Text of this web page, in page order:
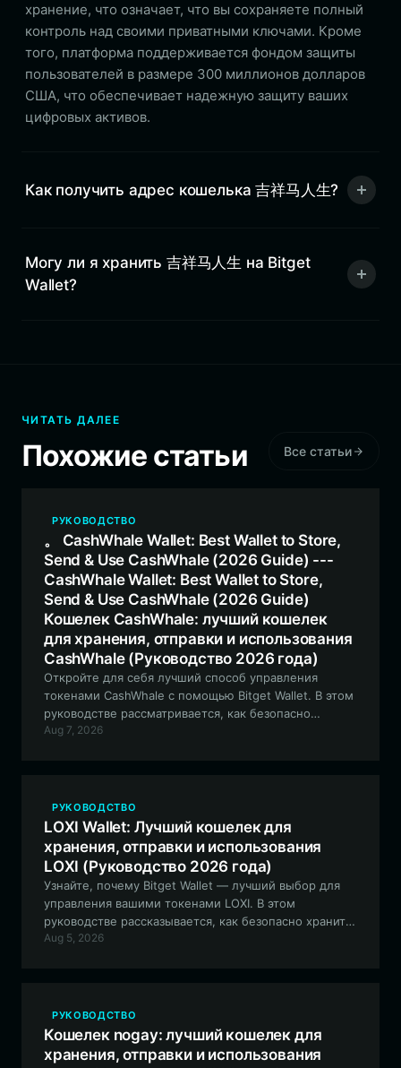
хранение, что означает, что вы сохраняете полный
контроль над своими приватными ключами. Кроме
того, платформа поддерживается фондом защиты
пользователей в размере 300 миллионов долларов
США, что обеспечивает надежную защиту ваших
цифровых активов.
Как получить адрес кошелька 吉祥马人生?
Могу ли я хранить 吉祥马人生 на Bitget
Wallet?
ЧИТАТЬ ДАЛЕЕ
Похожие статьи Все статьи
РУКОВОДСТВО
。 CashWhale Wallet: Best Wallet to Store,
Send & Use CashWhale (2026 Guide) ---
CashWhale Wallet: Best Wallet to Store,
Send & Use CashWhale (2026 Guide)
Кошелек CashWhale: лучший кошелек
для хранения, отправки и использования
CashWhale (Руководство 2026 года)
Откройте для себя лучший способ управления
токенами CashWhale с помощью Bitget Wallet. В этом
руководстве рассматривается, как безопасно
хранить, торговать и взаимодействовать с
Aug 7, 2026
РУКОВОДСТВО
LOXI Wallet: Лучший кошелек для
хранения, отправки и использования
LOXI (Руководство 2026 года)
Узнайте, почему Bitget Wallet — лучший выбор для
управления вашими токенами LOXI. В этом
руководстве рассказывается, как безопасно хранить,
обменивать и использовать AI-инсайты экосистемы
Aug 5, 2026
РУКОВОДСТВО
Кошелек nogay: лучший кошелек для
хранения, отправки и использования